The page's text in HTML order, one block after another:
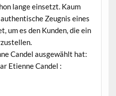
lange einsetzt. Kaum
Zeugnis eines
um es den Kunden, die ein
Candel ausgewählt hat:
Etienne Candel :